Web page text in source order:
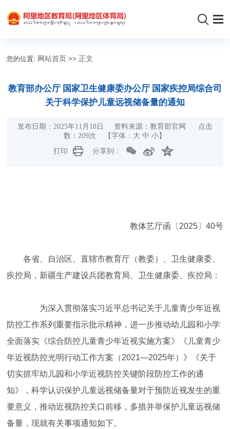
您的位置: 网站首页 >> 正文
教育部办公厅 国家卫生健康委办公厅 国家疾控局综合司
关于科学保护儿童远视储备量的通知
发布日期：2025年11月18日 资料来源：教育部官网 点击
数： 209次 【字体： 大 中 小 】
打印
分享到：
教体艺厅函〔2025〕40号
各省、自治区、直辖市教育厅（教委）、卫生健康委、
疾控局，新疆生产建设兵团教育局、卫生健康委、疾控局：
为深入贯彻落实习近平总书记关于儿童青少年近视
防控工作系列重要指示批示精神，进一步推动幼儿园和小学
全面落实《综合防控儿童青少年近视实施方案》《儿童青少
年近视防控光明行动工作方案（2021—2025年）》《关于
切实抓牢幼儿园和小学近视防控关键阶段防控工作的通
知》，科学认识保护儿童远视储备量对于预防近视发生的重
要意义，推动近视防控关口前移，多措并举保护儿童远视储
备量，现就有关事项通知如下。